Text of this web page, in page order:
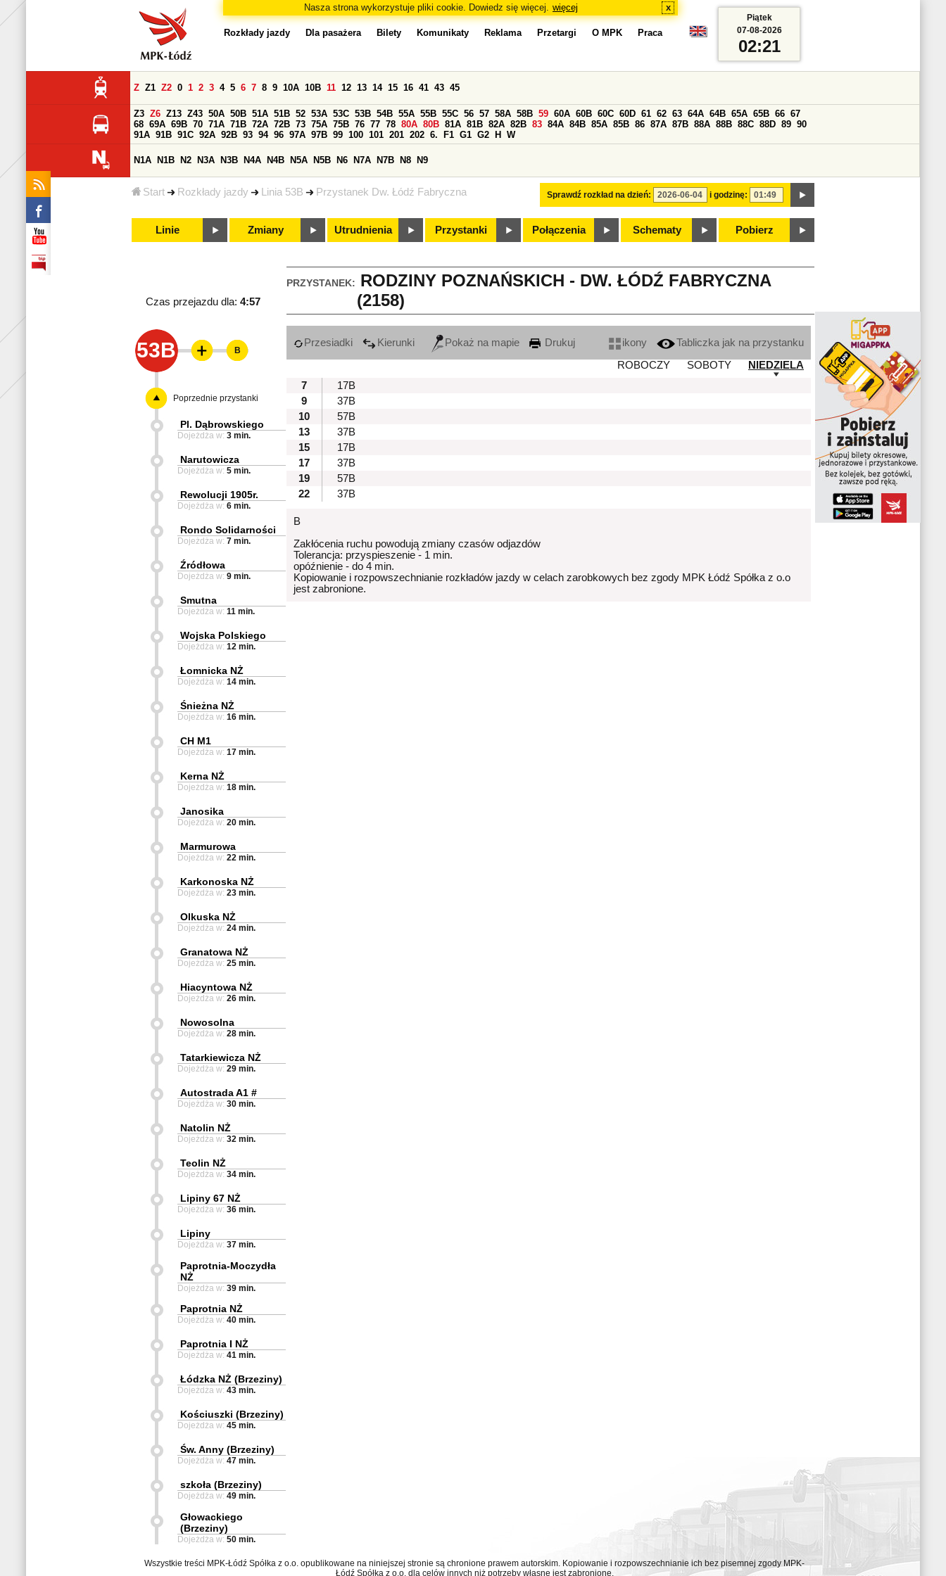
Nasza strona wykorzystuje pliki cookie. Dowiedz się więcej. więcej x
Start Rozkłady jazdy Linia 53B Przystanek Dw. Łódź Fabryczna
Rozkłady jazdy Dla pasażera Bilety Komunikaty Reklama Przetargi O MPK Praca
Sprawdź rozkład na dzień: i godzinę:
Z Z1 Z2 0 1 2 3 4 5 6 7 8 9 10A 10B 11 12 13 14 15 16 41 43 45
Z3 Z6 Z13 Z43 50A 50B 51A 51B 52 53A 53C 53B 54B 55A 55B 55C 56 57 58A 58B 59 60A 60B 60C 60D 61 62 63 64A 64B 65A 65B 66 67
68 69A 69B 70 71A 71B 72A 72B 73 75A 75B 76 77 78 80A 80B 81A 81B 82A 82B 83 84A 84B 85A 85B 86 87A 87B 88A 88B 88C 88D 89 90
91A 91B 91C 92A 92B 93 94 96 97A 97B 99 100 101 201 202 6. F1 G1 G2 H W
N1A N1B N2 N3A N3B N4A N4B N5A N5B N6 N7A N7B N8 N9
Linie Zmiany Utrudnienia Przystanki Połączenia Schematy Pobierz
Piątek
07-08-2026
02:21
PRZYSTANEK: RODZINY POZNAŃSKICH - DW. ŁÓDŹ FABRYCZNA
(2158)
Czas przejazdu dla: 4:57
53B Przesiadki Kierunki Pokaż na mapie Drukuj ikony
Tabliczka jak na przystanku
ROBOCZY
SOBOTY
NIEDZIELA
7
17B
9
37B
10
57B
13
37B
15
17B
17
37B
19
57B
22
37B
B
Zakłócenia ruchu powodują zmiany czasów odjazdów
Tolerancja: przyspieszenie - 1 min.
opóźnienie - do 4 min.
Kopiowanie i rozpowszechnianie rozkładów jazdy w celach zarobkowych bez zgody MPK Łódź Spółka z o.o
jest zabronione.
B
Poprzednie przystanki
Pl. Dąbrowskiego
Dojeżdża w: 3 min.
Narutowicza
Dojeżdża w: 5 min.
Rewolucji 1905r.
Dojeżdża w: 6 min.
Rondo Solidarności
Dojeżdża w: 7 min.
Źródłowa
Dojeżdża w: 9 min.
Smutna
Dojeżdża w: 11 min.
Wojska Polskiego
Dojeżdża w: 12 min.
Łomnicka NŻ
Dojeżdża w: 14 min.
Śnieżna NŻ
Dojeżdża w: 16 min.
CH M1
Dojeżdża w: 17 min.
Kerna NŻ
Dojeżdża w: 18 min.
Janosika
Dojeżdża w: 20 min.
Marmurowa
Dojeżdża w: 22 min.
Karkonoska NŻ
Dojeżdża w: 23 min.
Olkuska NŻ
Dojeżdża w: 24 min.
Granatowa NŻ
Dojeżdża w: 25 min.
Hiacyntowa NŻ
Dojeżdża w: 26 min.
Nowosolna
Dojeżdża w: 28 min.
Tatarkiewicza NŻ
Dojeżdża w: 29 min.
Autostrada A1 #
Dojeżdża w: 30 min.
Natolin NŻ
Dojeżdża w: 32 min.
Teolin NŻ
Dojeżdża w: 34 min.
Lipiny 67 NŻ
Dojeżdża w: 36 min.
Lipiny
Dojeżdża w: 37 min.
Paprotnia-Moczydła
NŻ
Dojeżdża w: 39 min.
Paprotnia NŻ
Dojeżdża w: 40 min.
Paprotnia I NŻ
Dojeżdża w: 41 min.
Łódzka NŻ (Brzeziny)
Dojeżdża w: 43 min.
Kościuszki (Brzeziny)
Dojeżdża w: 45 min.
Św. Anny (Brzeziny)
Dojeżdża w: 47 min.
szkoła (Brzeziny)
Dojeżdża w: 49 min.
Głowackiego
(Brzeziny)
Dojeżdża w: 50 min.
Wszystkie treści MPK-Łódź Spółka z o.o. opublikowane na niniejszej stronie są chronione prawem autorskim. Kopiowanie i rozpowszechnianie ich bez pisemnej zgody MPK-
Łódź Spółka z o.o. dla celów innych niż potrzeby własne jest zabronione.